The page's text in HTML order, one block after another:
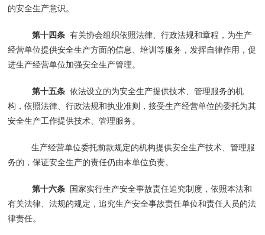
的安全生产意识。
第十四条有关协会组织依照法律、行政法规和章程，为生产
经营单位提供安全生产方面的信息、培训等服务，发挥自律作用，促
进生产经营单位加强安全生产管理。
第十五条依法设立的为安全生产提供技术、管理服务的机
构，依照法律、行政法规和执业准则，接受生产经营单位的委托为其
安全生产工作提供技术、管理服务。
生产经营单位委托前款规定的机构提供安全生产技术、管理服
务的，保证安全生产的责任仍由本单位负责。
第十六条
国家实行生产安全事故责任追究制度，依照本法和
有关法律、法规的规定，追究生产安全事故责任单位和责任人员的法
律责任。